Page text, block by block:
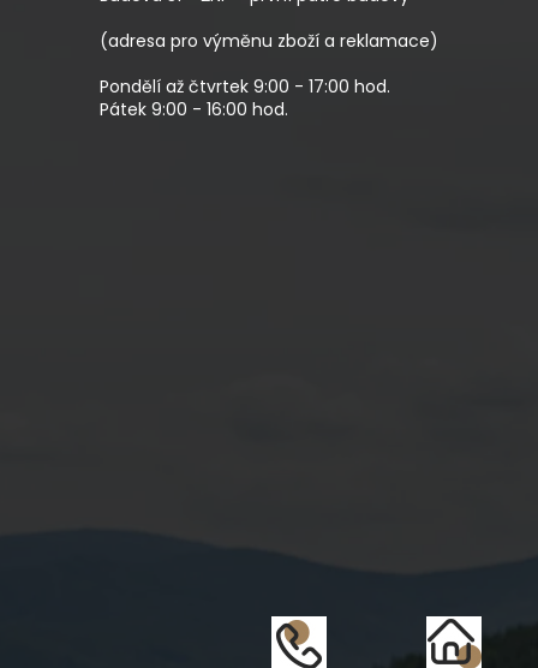
(adresa pro výměnu zboží a reklamace)
Pondělí až čtvrtek 9:00 - 17:00 hod.
Pátek 9:00 - 16:00 hod.